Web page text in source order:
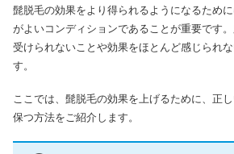
髭脱毛の効果をより得られるようになるため
がよいコンディションであることが重要です。
受けられないことや効果をほとんど感じられ
す。
ここでは、髭脱毛の効果を上げるために、正
保つ方法をご紹介します。